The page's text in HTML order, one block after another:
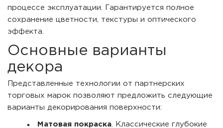
процессе эксплуатации. Гарантируется полное
сохранение цветности, текстуры и оптического
эффекта.
Основные варианты
декора
Представленные технологии от партнерских
торговых марок позволяют предложить следующие
варианты декорирования поверхности:
Матовая покраска . Классические глубокие